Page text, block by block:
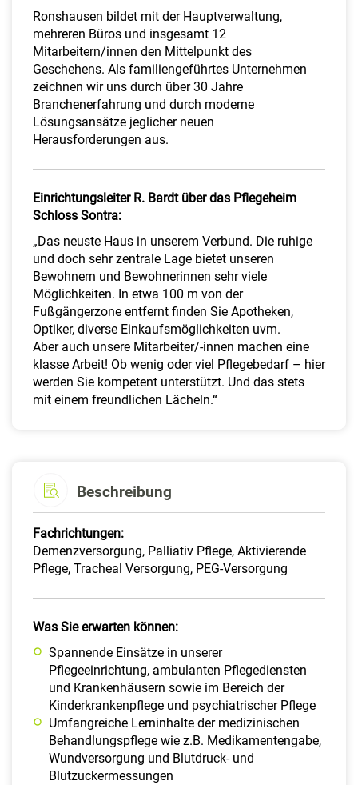
Ronshausen bildet mit der Hauptverwaltung,
mehreren Büros und insgesamt 12
Mitarbeitern/innen den Mittelpunkt des
Geschehens. Als familiengeführtes Unternehmen
zeichnen wir uns durch über 30 Jahre
Branchenerfahrung und durch moderne
Lösungsansätze jeglicher neuen
Herausforderungen aus.
Einrichtungsleiter R. Bardt über das Pflegeheim
Schloss Sontra:
„Das neuste Haus in unserem Verbund. Die ruhige
und doch sehr zentrale Lage bietet unseren
Bewohnern und Bewohnerinnen sehr viele
Möglichkeiten. In etwa 100 m von der
Fußgängerzone entfernt finden Sie Apotheken,
Optiker, diverse Einkaufsmöglichkeiten uvm.
Aber auch unsere Mitarbeiter/-innen machen eine
klasse Arbeit! Ob wenig oder viel Pflegebedarf – hier
werden Sie kompetent unterstützt. Und das stets
mit einem freundlichen Lächeln.“
Beschreibung
Fachrichtungen:
Demenzversorgung, Palliativ Pflege, Aktivierende
Pflege, Tracheal Versorgung, PEG-Versorgung
Was Sie erwarten können:
Spannende Einsätze in unserer
Pflegeeinrichtung, ambulanten Pflegediensten
und Krankenhäusern sowie im Bereich der
Kinderkrankenpflege und psychiatrischer Pflege
Umfangreiche Lerninhalte der medizinischen
Behandlungspflege wie z.B. Medikamentengabe,
Wundversorgung und Blutdruck- und
Blutzuckermessungen